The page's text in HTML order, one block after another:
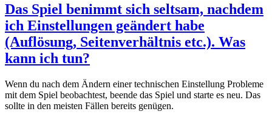
Das Spiel benimmt sich seltsam, nachdem
ich Einstellungen geändert habe
(Auflösung, Seitenverhältnis etc.). Was
kann ich tun?
Wenn du nach dem Ändern einer technischen Einstellung Probleme
mit dem Spiel beobachtest, beende das Spiel und starte es neu. Das
sollte in den meisten Fällen bereits genügen.